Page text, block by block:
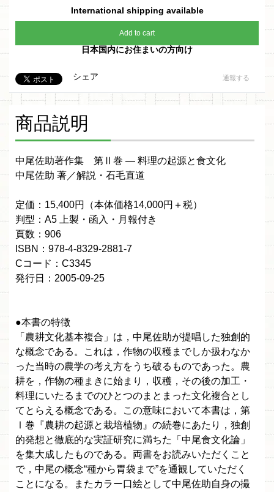
International shipping available
Add to cart
日本国内にお住まいの方向け
シェア 通報する
商品説明
中尾佐助著作集 第Ⅱ巻 ― 料理の起源と食文化
中尾佐助 著／解説・石毛直道
定価：15,400円（本体価格14,000円＋税）
判型：A5 上製・函入・月報付き
頁数：906
ISBN：978-4-8329-2881-7
Cコード：C3345
発行日：2005-09-25
●本書の特徴
「農耕文化基本複合」は，中尾佐助が提唱した独創的
な概念である。これは，作物の収穫までしか扱わなか
った当時の農学の考え方をうち破るものであった。農
耕を，作物の種まきに始まり，収穫，その後の加工・
料理にいたるまでのひとつのまとまった文化複合とし
てとらえる概念である。この意味において本書は，第
Ⅰ巻『農耕の起源と栽培植物』の続巻にあたり，独創
的発想と徹底的な実証研究に満ちた「中尾食文化論」
を集大成したものである。両書をお読みいただくこと
で，中尾の概念“種から胃袋まで”を通観していただく
ことになる。またカラー口絵として中尾佐助自身の撮